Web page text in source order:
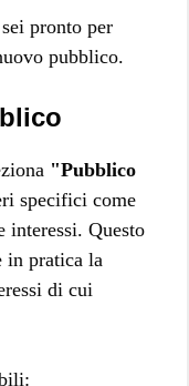
pronto per
pubblico.
"Pubblico
specifici come
interessi. Questo
in pratica la
di cui